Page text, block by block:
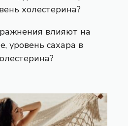
влияют на
уровень сахара в